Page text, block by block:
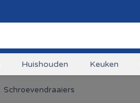
Huishouden Keuken
Schroevendraaiers